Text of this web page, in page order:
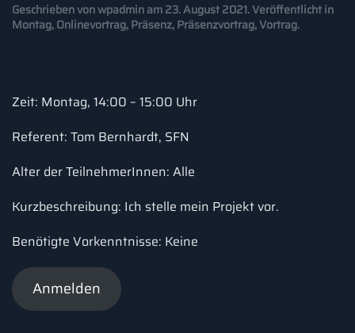
Geschrieben vonwpadminam23. August 2021. Veröffentlicht in
Montag,Onlinevortrag,Präsenz,Präsenzvortrag,Vortrag.
Zeit: Montag, 14:00 – 15:00 Uhr
Referent: Tom Bernhardt, SFN
Alter der TeilnehmerInnen: Alle
Kurzbeschreibung: Ich stelle mein Projekt vor.
Benötigte Vorkenntnisse: Keine
Anmelden